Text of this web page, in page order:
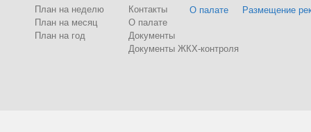
План на неделю
План на месяц
План на год
Контакты
О палате
Документы
Документы ЖКХ-контроля
О палате Размещение